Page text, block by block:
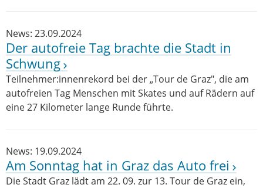
News: 23.09.2024
Der autofreie Tag brachte die Stadt in
Schwung
Teilnehmer:innenrekord bei der „Tour de Graz", die am
autofreien Tag Menschen mit Skates und auf Rädern auf
eine 27 Kilometer lange Runde führte.
News: 19.09.2024
Am Sonntag hat in Graz das Auto frei
Die Stadt Graz lädt am 22. 09. zur 13. Tour de Graz ein,